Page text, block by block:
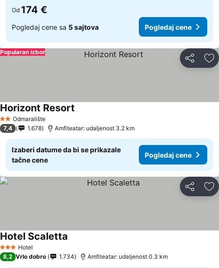
Od 174 €
Pogledaj cene sa 5 sajtova Pogledaj cene
Deli
Popularan izbor
2 Zvezdice
Odmaralište
Horizont Resort
7,4 1.678 Amfiteatar: udaljenost 3.2 km
Izaberi datume da bi se prikazale
tačne cene
Pogledaj cene
Deli
3 Zvezdice
Hotel
Hotel Scaletta
8,2 Vrlo dobro 1.734 Amfiteatar: udaljenost 0.3 km